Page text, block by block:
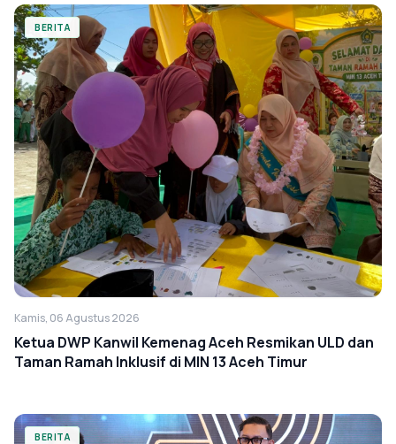
BERITA
Kamis, 06 Agustus 2026
Ketua DWP Kanwil Kemenag Aceh Resmikan ULD dan
Taman Ramah Inklusif di MIN 13 Aceh Timur
BERITA